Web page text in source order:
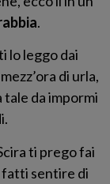
.
lo leggo dai
di urla,
da impormi
ti prego fai
fatti sentire di